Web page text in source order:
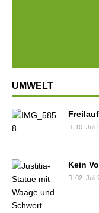
UMWELT
10. Juli
Kein
02. Juli